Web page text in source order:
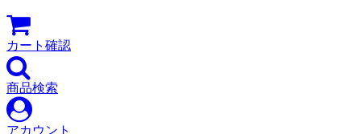
カート確認
商品検索
アカウント